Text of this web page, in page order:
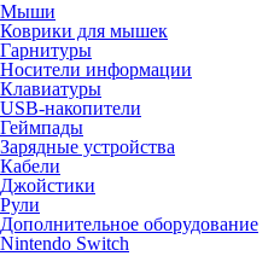
Мыши
Коврики для мышек
Гарнитуры
Носители информации
Клавиатуры
USB-накопители
Геймпады
Зарядные устройства
Кабели
Джойстики
Рули
Дополнительное оборудование
Nintendo Switch